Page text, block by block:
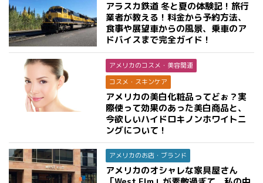
アラスカ鉄道 冬と夏の体験記！旅行
業者が教える！料金から予約方法、
食事や展望車からの風景、乗車のア
ドバイスまで完全ガイド！
アメリカのコスメ・美容関連
コスメ・スキンケア
アメリカの美白化粧品ってどぉ？実
際使って効果のあった美白商品と、
今欲しいハイドロキノンホワイトニ
ングについて！
アメリカのお店・ブランド
アメリカのオシャレな家具屋さん